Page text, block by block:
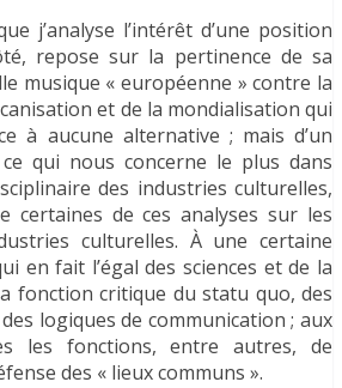
j’analyse l’intérêt d’une position
repose sur la pertinence de sa
musique « européenne » contre la
et de la mondialisation qui
à aucune alternative ; mais d’un
qui nous concerne le plus dans
des industries culturelles,
certaines de ces analyses sur les
culturelles. À une certaine
en fait l’égal des sciences et de la
fonction critique du statu quo, des
logiques de communication ; aux
les fonctions, entre autres, de
des « lieux communs ».